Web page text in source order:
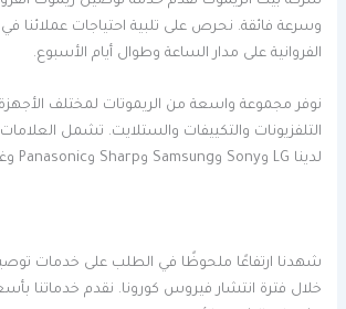
وسرعة فائقة. نحرص على تلبية احتياجات عملائنا
الفروانية على مدار الساعة وطوال أيام الأسبوع.
نوفر مجموعة واسعة من الريموتات لمختلف
التلفزيونات والتكييفات والستلايت. تشمل العلامات
لدينا LG وSony وSamsung وSharp وPanasonic وغيرها الكثير.
شهدنا ارتفاعًا ملحوظًا في الطلب على خدمات
خلال فترة انتشار فيروس كورونا. نقدم خدماتنا